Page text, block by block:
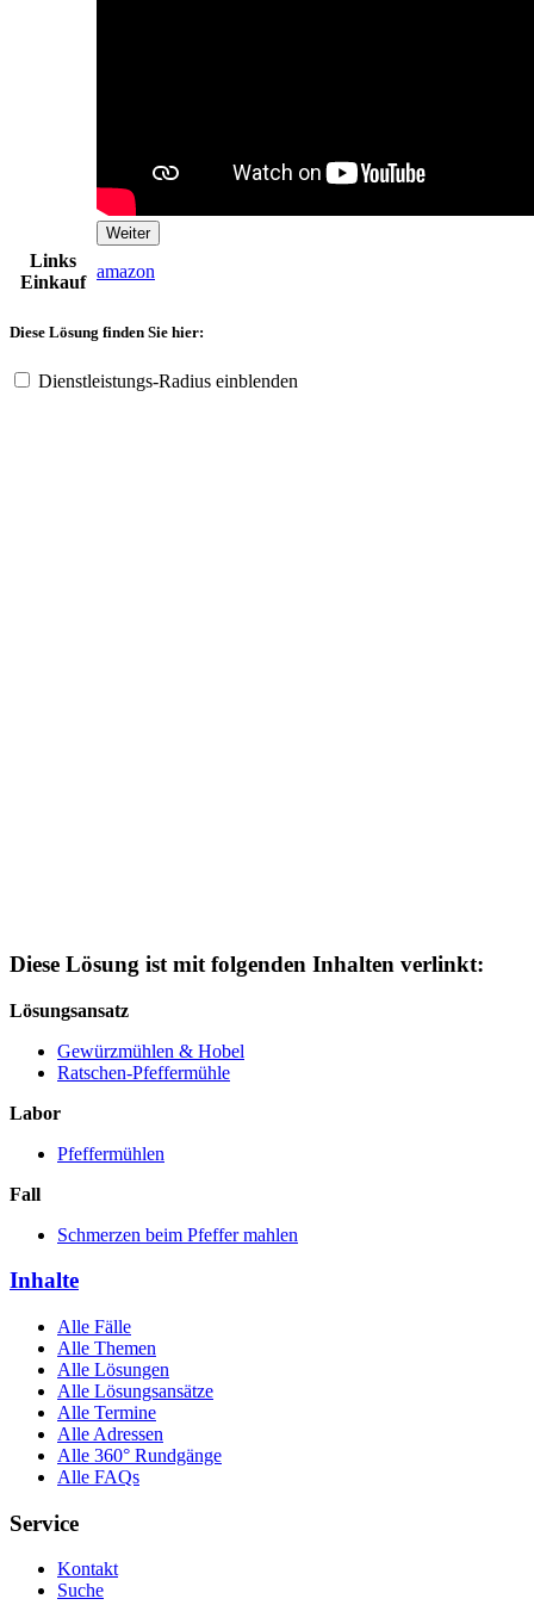
Weiter
Links
Einkauf
amazon
Diese Lösung finden Sie hier:
Dienstleistungs-Radius einblenden
Diese Lösung ist mit folgenden Inhalten verlinkt:
Lösungsansatz
Gewürzmühlen & Hobel
Ratschen-Pfeffermühle
Labor
Pfeffermühlen
Fall
Schmerzen beim Pfeffer mahlen
Inhalte
Alle Fälle
Alle Themen
Alle Lösungen
Alle Lösungsansätze
Alle Termine
Alle Adressen
Alle 360° Rundgänge
Alle FAQs
Service
Kontakt
Suche